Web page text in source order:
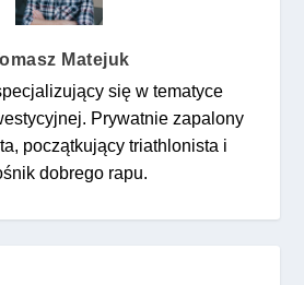
Matejuk
się w tematyce
Prywatnie zapalony
początkujący triathlonista i
dobrego rapu.